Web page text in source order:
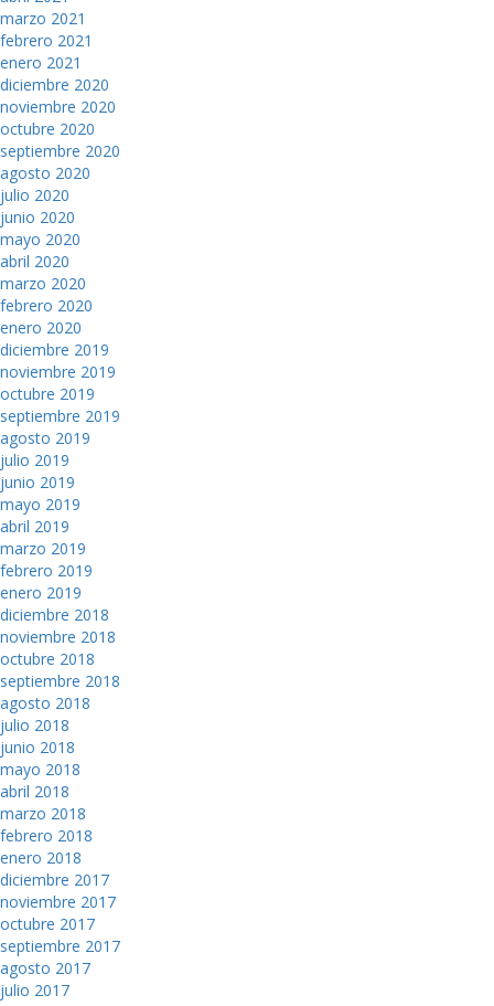
marzo 2021
febrero 2021
enero 2021
diciembre 2020
noviembre 2020
octubre 2020
septiembre 2020
agosto 2020
julio 2020
junio 2020
mayo 2020
abril 2020
marzo 2020
febrero 2020
enero 2020
diciembre 2019
noviembre 2019
octubre 2019
septiembre 2019
agosto 2019
julio 2019
junio 2019
mayo 2019
abril 2019
marzo 2019
febrero 2019
enero 2019
diciembre 2018
noviembre 2018
octubre 2018
septiembre 2018
agosto 2018
julio 2018
junio 2018
mayo 2018
abril 2018
marzo 2018
febrero 2018
enero 2018
diciembre 2017
noviembre 2017
octubre 2017
septiembre 2017
agosto 2017
julio 2017